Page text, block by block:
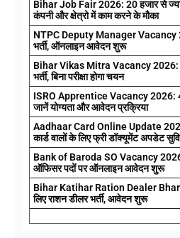
Bihar Job Fair 2026: 20 हजार से
कंपनी और क्षेत्रो में काम करने के मौका
NTPC Deputy Manager Vacancy
भर्ती, ऑनलाइन आवेदन शुरू
Bihar Vikas Mitra Vacancy 2026:
भर्ती, बिना परीक्षा होगा चयन
ISRO Apprentice Vacancy 2026:
जानें योग्यता और आवेदन प्रक्रिया
Aadhaar Card Online Update
कार्ड वालों के लिए फ्री डॉक्यूमेंट अपडेट
Bank of Baroda SO Vacancy
ऑफिसर पदों पर ऑनलाइन आवेदन शुरू
Bihar Katihar Ration Dealer
लिए राशन डीलर भर्ती, आवेदन शुरू